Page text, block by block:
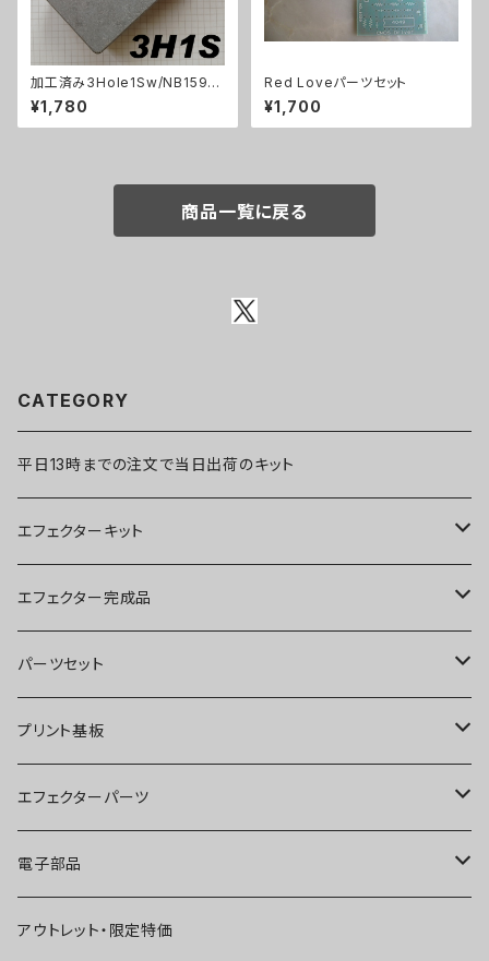
加工済み3Hole1Sw/NB1590
B（112x61x32mm）アルミダイ
キャストケース
¥1,780
Red Loveパーツセット
¥1,700
商品一覧に戻る
CATEGORY
平日13時までの注文で当日出荷のキット
エフェクターキット
ブースター
オーバードライブ
ディストーション
ファズ
プリアンプ
空間系
エフェクター完成品
ブースター
オーバードライブ
ディストーション
ファズ
空間系
パーツセット
ブースター
オーバードライブ
ディストーション
ファズ
プリント基板
オーバードライブ
ディストーション
ファズ
エフェクターパーツ
スイッチ
ジャック
電子部品
IC
アウトレット・限定特価